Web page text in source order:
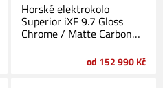
Horské elektrokolo
Superior iXF 9.7 Gloss
Chrome / Matte Carbon
od 152 990 Kč